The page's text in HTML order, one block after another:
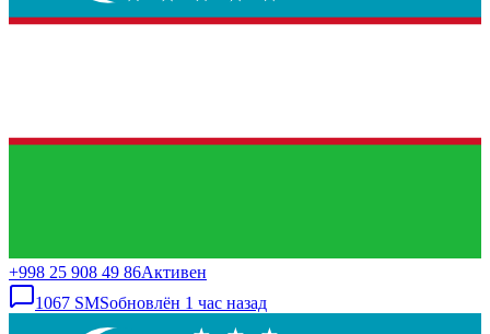
+998 25 908 49 86Активен
1067 SMSобновлён 1 час назад